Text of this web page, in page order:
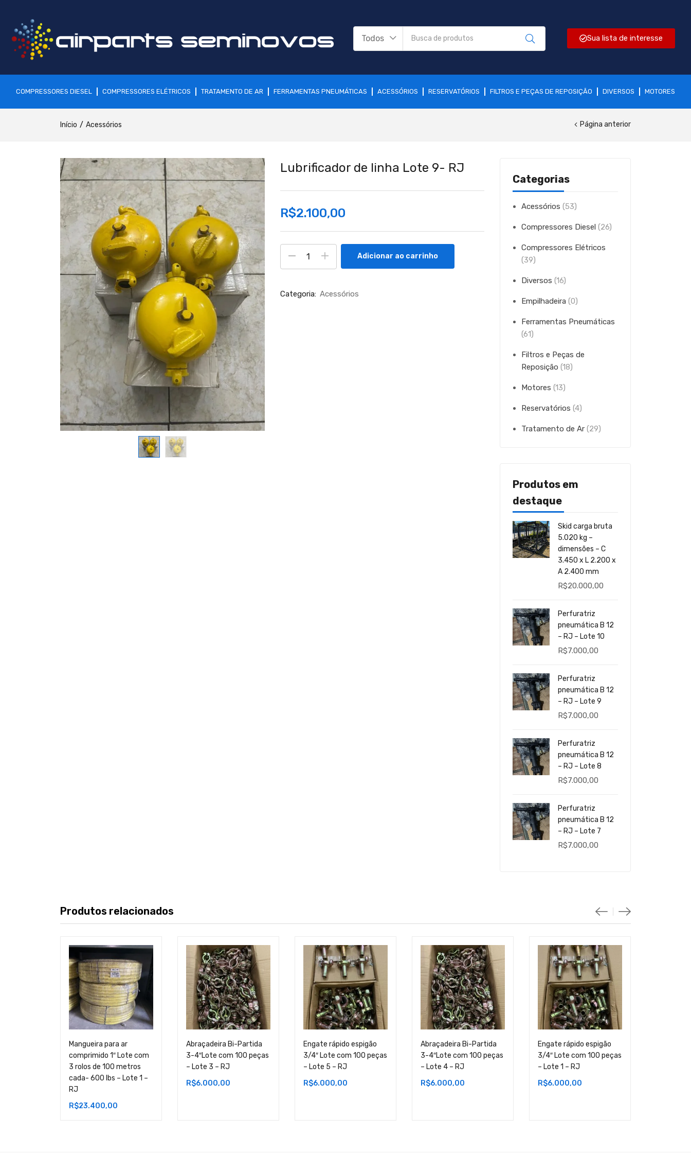
Todos Sua lista de interesse
COMPRESSORES DIESEL COMPRESSORES ELÉTRICOS TRATAMENTO DE AR FERRAMENTAS PNEUMÁTICAS ACESSÓRIOS RESERVATÓRIOS FILTROS E PEÇAS DE REPOSIÇÃO DIVERSOS MOTORES
Início Acessórios Página anterior
Categorias
Acessórios (53)
Compressores Diesel (26)
Compressores Elétricos
(39)
Diversos (16)
Empilhadeira (0)
Ferramentas Pneumáticas
(61)
Filtros e Peças de
Reposição (18)
Motores (13)
Reservatórios (4)
Tratamento de Ar (29)
Produtos em
destaque
Skid carga bruta
5.020 kg –
dimensões – C
3.450 x L 2.200 x
A 2.400 mm
R$20.000,00
Perfuratriz
pneumática B 12
– RJ – Lote 10
R$7.000,00
Perfuratriz
pneumática B 12
– RJ – Lote 9
R$7.000,00
Perfuratriz
pneumática B 12
– RJ – Lote 8
R$7.000,00
Perfuratriz
pneumática B 12
– RJ – Lote 7
R$7.000,00
Lubrificador de linha Lote 9- RJ
R$2.100,00
Adicionar ao carrinho
Categoria: Acessórios
Produtos relacionados
Mangueira para ar
comprimido 1″ Lote com
3 rolos de 100 metros
cada- 600 lbs – Lote 1 –
RJ
R$23.400,00
Abraçadeira Bi-Partida
3-4″Lote com 100 peças
– Lote 3 – RJ
R$6.000,00
Engate rápido espigão
3/4″ Lote com 100 peças
– Lote 5 – RJ
R$6.000,00
Abraçadeira Bi-Partida
3-4″Lote com 100 peças
– Lote 4 – RJ
R$6.000,00
Engate rápido espigão
3/4″ Lote com 100 peças
– Lote 1 – RJ
R$6.000,00